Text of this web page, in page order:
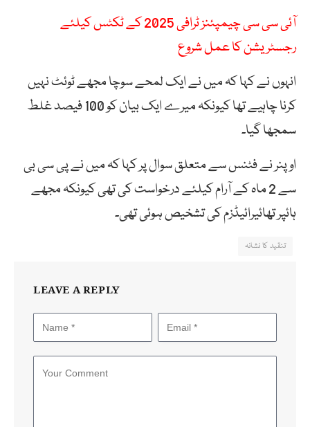
آئی سی سی چیمپئنز ٹرافی 2025 کے ٹکٹس کیلئے
رجسٹریشن کا عمل شروع
انہوں نے کہا کہ میں نے ایک لمحے سوچا مجھے ٹوئٹ نہیں
کرنا چاہیے تھا کیونکہ میرے ایک بیان کو 100 فیصد غلط
سمجھا گیا۔
اوپنر نے فٹنس سے متعلق سوال پر کہا کہ میں نے پی سی بی
سے 2 ماہ کے آرام کیلئے درخواست کی تھی کیونکہ مجھے
ہائپر تھائیرائیڈزم کی تشخیص ہوئی تھی۔
تنقید کا نشانہ
LEAVE A REPLY